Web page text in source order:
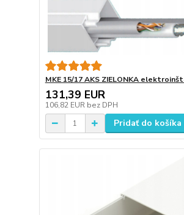
MKE 15/17 AKS ZIELONKA
131,39 EUR
106,82 EUR bez DPH
Pridať do košíka